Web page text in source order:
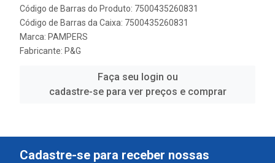
Código de Barras do Produto: 7500435260831
Código de Barras da Caixa: 7500435260831
Marca: PAMPERS
Fabricante: P&G
Faça seu login ou
cadastre-se para ver preços e comprar
Cadastre-se para receber nossas